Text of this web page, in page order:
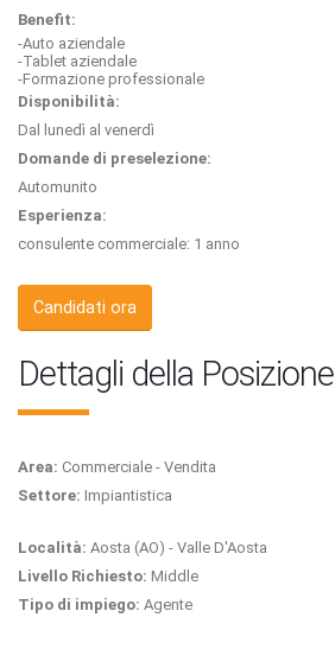
Benefit:
-Auto aziendale
-Tablet aziendale
-Formazione professionale
Disponibilità:
Dal lunedì al venerdì
Domande di preselezione:
Automunito
Esperienza:
consulente commerciale: 1 anno
Candidati ora
Dettagli della Posizione
Area: Commerciale - Vendita
Settore: Impiantistica
Località: Aosta (AO) - Valle D'Aosta
Livello Richiesto: Middle
Tipo di impiego: Agente